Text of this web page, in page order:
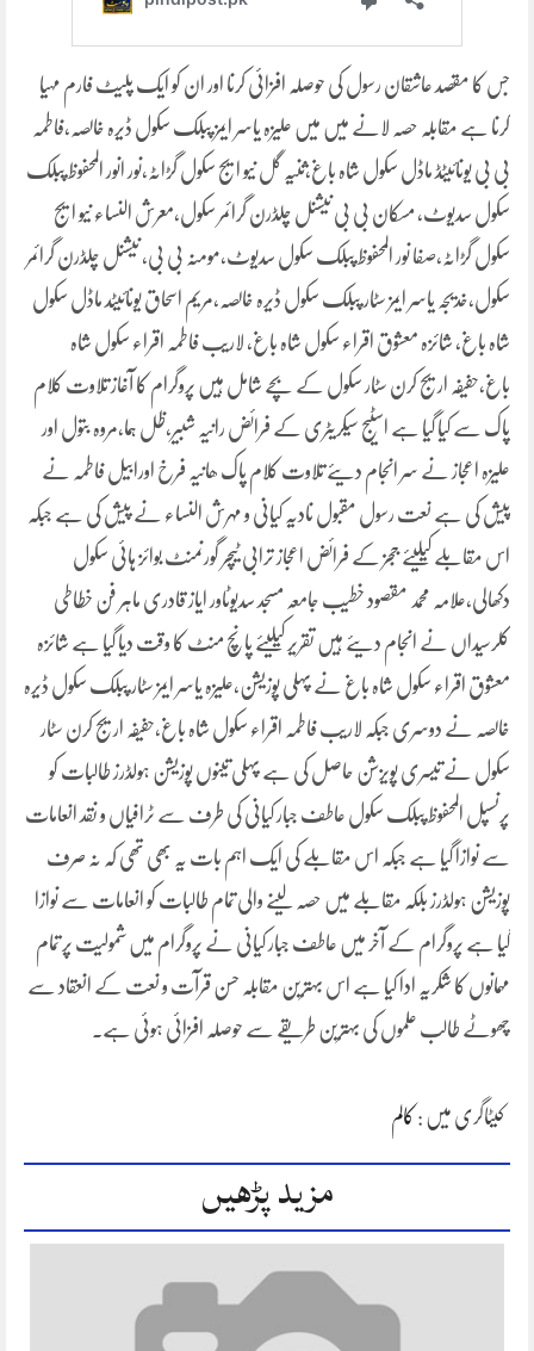
جس کا مقصد عاشقان رسول کی حوصلہ افزائی کرنا اور ان کو ایک پلیٹ فارم مہیا
کرنا ہے مقابلہ حصہ لانے میں میں علیزہ یاسر ایمز پبلک سکول ڈیرہ خالصہ،فاطمہ
بی بی یونائیٹڈ ماڈل سکول شاہ باغ،ثنیہ گل نیو ایج سکول گڑاٹہ،نور انور المحفوظ پبلک
سکول سدیوٹ، مسکان بی بی نیشنل چلڈرن گرائمر سکول،معرش النساء نیو ایج
سکول گڑاٹہ،صفا نور المحفوظ پبلک سکول سدیوٹ،مومنہ بی بی، نیشنل چلڈرن گرائمر
سکول،خدیجہ یاسر ایمز سٹار پبلک سکول ڈیرہ خالصہ،مریم اسحاق یونائیٹد ماڈل سکول
شاہ باغ، شائزہ معشوق اقراء سکول شاہ باغ، لاریب فاطمہ اقراء سکول شاہ
باغ،حفیفہ اریج کرن سٹار سکول کے بچے شامل ہیں پروگرام کا آغاز تلاوت کلام
پاک سے کیا گیا ہے اسٹیج سیکریٹری کے فرائض رانیہ شبیر،ظل ہما،مروہ بتول اور
علیزہ اعجاز نے سر انجام دیئے تلاوت کلام پاک ھانیہ فرخ اورابیل فاطمہ نے
پیش کی ہے نعت رسول مقبول نادیہ کیانی و مہرش النساء نے پیش کی ہے جبکہ
اس مقابلے کیلیئے ججز کے فرائض اعجاز ترابی ٹیچر گورنمنٹ بوائز ہائی سکول
دکھالی،علامہ محمد مقصود خطیب جامعہ مسجد سدیوٹاور ایاز قادری ماہر فن خطاطی
کلرسیداں نے انجام دیئے ہیں تقریر کیلیئے پانچ منٹ کا وقت دیا گیا ہے شائزہ
معشوق اقراء سکول شاہ باغ نے پہلی پوزیشن،علیزہ یاسر ایمز سٹار پبلک سکول ڈیرہ
خالصہ نے دوسری جبکہ لاریب فاطمہ اقراء سکول شاہ باغ،حفیفہ اریج کرن سٹار
سکول نے تیسری پویزشن حاصل کی ہے پہلی تینوں پوزیشن ہولڈرز طالبات کو
پرنسپل المحفوظ پبلک سکول عاطف جبار کیانی کی طرف سے ٹرافیاں و نقد انعامات
سے نوازا گیا ہے جبکہ اس مقابلے کی ایک اہم بات یہ بھی تھی کہ نہ صرف
پوزیشن ہولڈرز بلکہ مقابلے میں حصہ لینے والی تمام طالبات کو انعامات سے نوازا
گیا ہے پروگرام کے آخر میں عاطف جبار کیانی نے پروگرام میں شمولیت پر تمام
مہمانوں کا شکریہ ادا کیا ہے اس بہترین مقابلہ حسن قرآت و نعت کے انعقاد سے
چھوٹے طالب علموں کی بہترین طریقے سے حوصلہ افزائی ہوئی ہے۔
کیٹاگری میں : کالم
مزید پڑھیں